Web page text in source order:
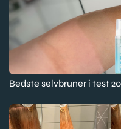
Bedste selvbruner i test